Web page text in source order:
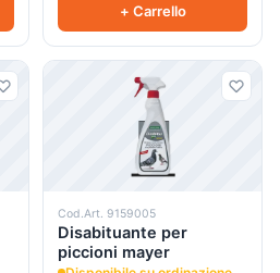
+ Carrello
Cod.Art. 9159005
Disabituante per
piccioni mayer